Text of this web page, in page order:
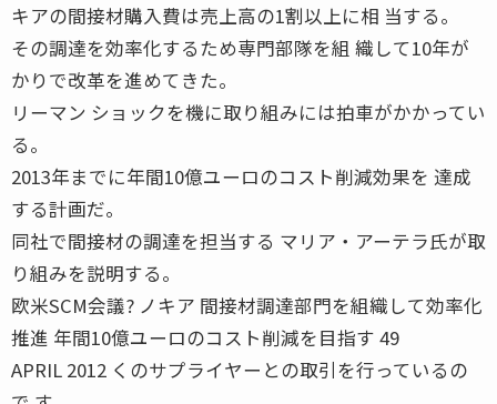
キアの間接材購入費は売上高の1割以上に相 当する。
その調達を効率化するため専門部隊を組 織して10年が
かりで改革を進めてきた。
リーマン ショックを機に取り組みには拍車がかかってい
る。
2013年までに年間10億ユーロのコスト削減効果を 達成
する計画だ。
同社で間接材の調達を担当する マリア・アーテラ氏が取
り組みを説明する。
欧米SCM会議? ノキア 間接材調達部門を組織して効率化
推進 年間10億ユーロのコスト削減を目指す 49
APRIL 2012 くのサプライヤーとの取引を行っているの